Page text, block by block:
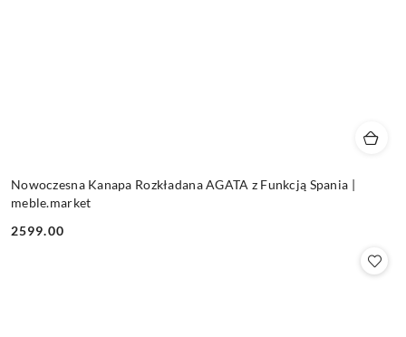
Nowoczesna Kanapa Rozkładana AGATA z Funkcją Spania |
meble.market
Cena:
2599.00